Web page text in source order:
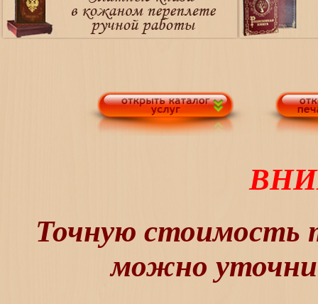
Точную стоимость
можно